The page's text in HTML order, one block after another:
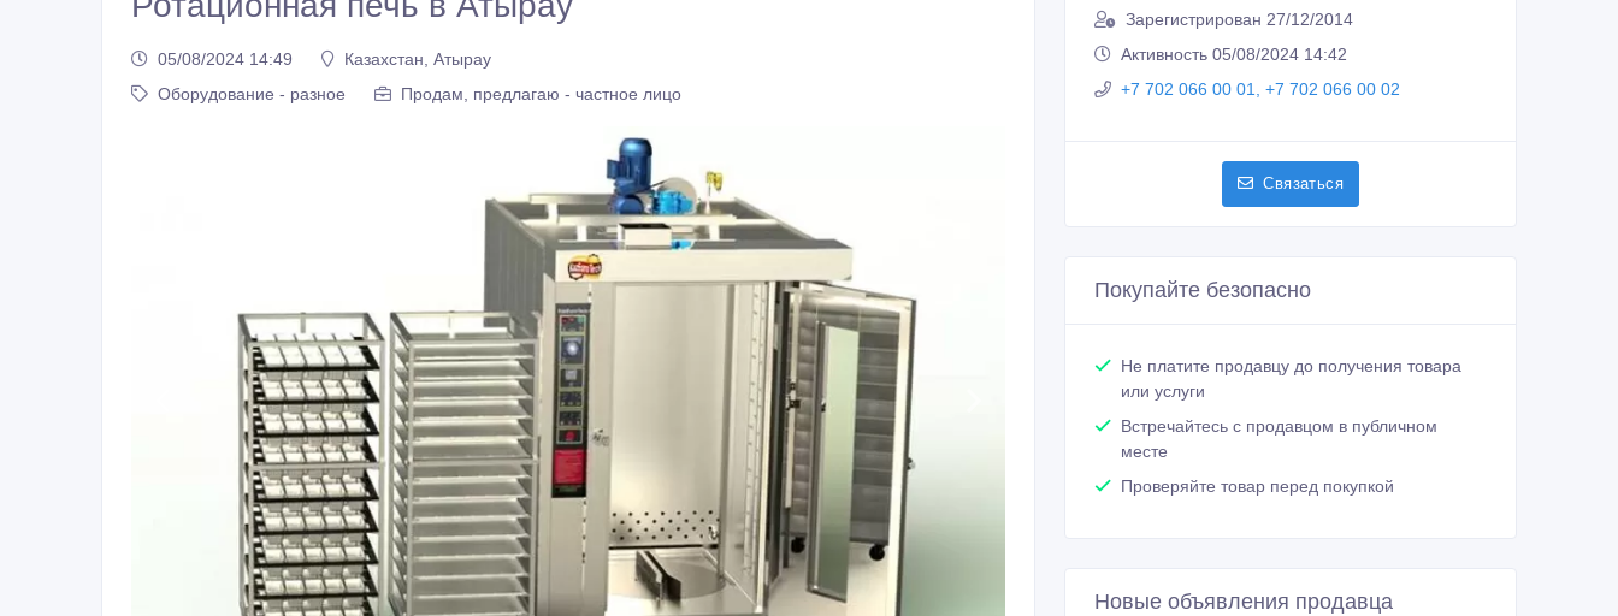
05/08/2024 14:49
Казахстан, Атырау
Оборудование - разное
Продам, предлагаю - частное лицо
Зарегистрирован 27/12/2014
Активность 05/08/2024 14:42
+7 702 066 00 01, +7 702 066 00 02
Связаться
Покупайте безопасно
Не платите продавцу до получения товара
или услуги
Встречайтесь с продавцом в публичном
месте
Проверяйте товар перед покупкой
Новые объявления продавца